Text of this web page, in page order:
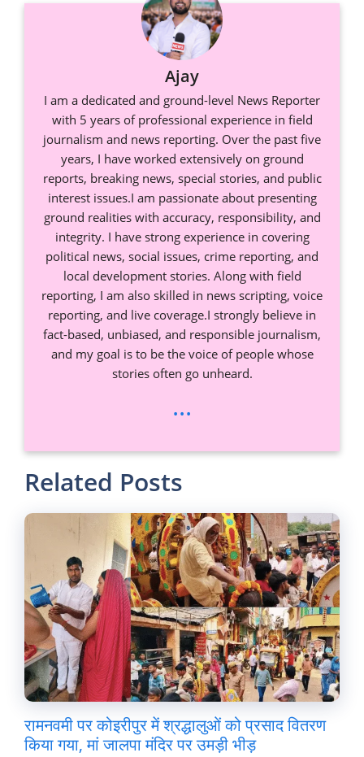
Ajay
I am a dedicated and ground-level News Reporter
with 5 years of professional experience in field
journalism and news reporting. Over the past five
years, I have worked extensively on ground
reports, breaking news, special stories, and public
interest issues.I am passionate about presenting
ground realities with accuracy, responsibility, and
integrity. I have strong experience in covering
political news, social issues, crime reporting, and
local development stories. Along with field
reporting, I am also skilled in news scripting, voice
reporting, and live coverage.I strongly believe in
fact-based, unbiased, and responsible journalism,
and my goal is to be the voice of people whose
stories often go unheard.
...
Related Posts
रामनवमी पर कोइरीपुर में श्रद्धालुओं को प्रसाद वितरण
किया गया, मां जालपा मंदिर पर उमड़ी भीड़